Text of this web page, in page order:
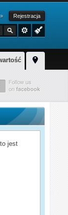
Rejestracja
jest